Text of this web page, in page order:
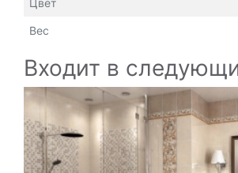
Цвет
Вес
Входит в